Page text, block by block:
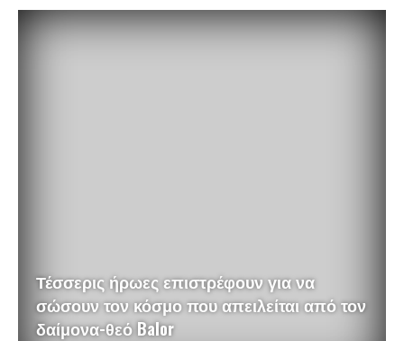
Τέσσερις ήρωες επιστρέφουν για να
σώσουν τον κόσμο που απειλείται από τον
δαίμονα-θεό Balor